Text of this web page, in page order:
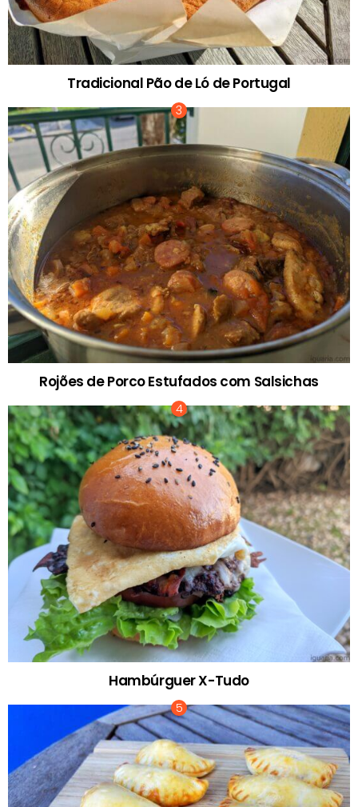
Tradicional Pão de Ló de Portugal
Rojões de Porco Estufados com Salsichas
Hambúrguer X-Tudo